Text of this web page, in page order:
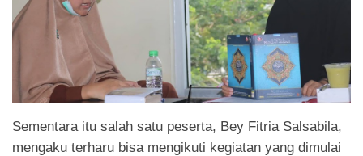
Sementara itu salah satu peserta, Bey Fitria Salsabila,
mengaku terharu bisa mengikuti kegiatan yang dimulai